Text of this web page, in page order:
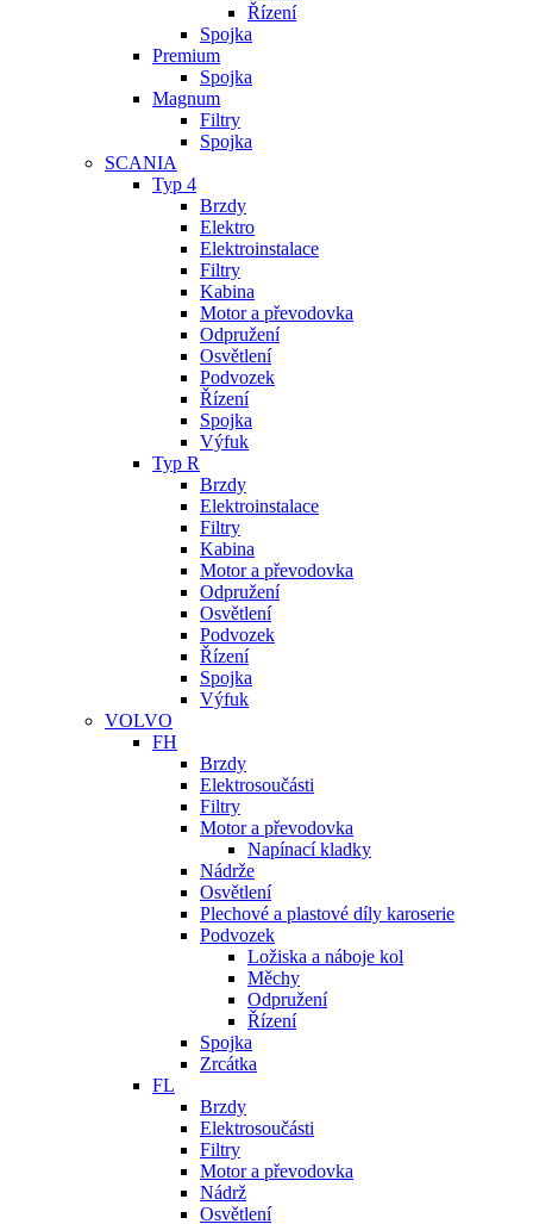
Řízení
Spojka
Premium
Spojka
Magnum
Filtry
Spojka
SCANIA
Typ 4
Brzdy
Elektro
Elektroinstalace
Filtry
Kabina
Motor a převodovka
Odpružení
Osvětlení
Podvozek
Řízení
Spojka
Výfuk
Typ R
Brzdy
Elektroinstalace
Filtry
Kabina
Motor a převodovka
Odpružení
Osvětlení
Podvozek
Řízení
Spojka
Výfuk
VOLVO
FH
Brzdy
Elektrosoučásti
Filtry
Motor a převodovka
Napínací kladky
Nádrže
Osvětlení
Plechové a plastové díly karoserie
Podvozek
Ložiska a náboje kol
Měchy
Odpružení
Řízení
Spojka
Zrcátka
FL
Brzdy
Elektrosoučásti
Filtry
Motor a převodovka
Nádrž
Osvětlení